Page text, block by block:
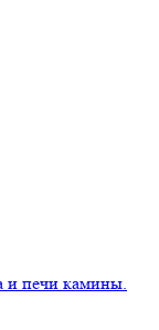
и печи камины.